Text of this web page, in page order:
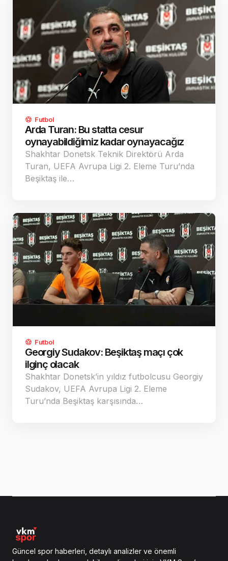
Futbol
Arda Turan: Bu statta cesur
oynayabildiğimiz kadar oynayacağız
Shakhtar Donetsk Teknik Direktörü Arda
Turan, UEFA Avrupa Ligi 2. Eleme Turu’nda
Beşiktaş ile…
Futbol
Georgiy Sudakov: Beşiktaş maçı çok
ilginç olacak
Shakhtar Donetsk’in yıldız futbolcusu Georgiy
Sudakov, UEFA Avrupa Ligi 2. Eleme
Turu’nda Beşiktaş karşısında…
Güncel spor haberleri, detaylı analizler ve önemli